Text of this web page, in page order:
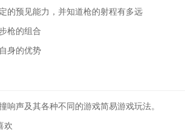
的预见能力，并知道枪的射程有多远
枪的组合
身的优势
声及其各种不同的游戏简易游戏玩法。
欢